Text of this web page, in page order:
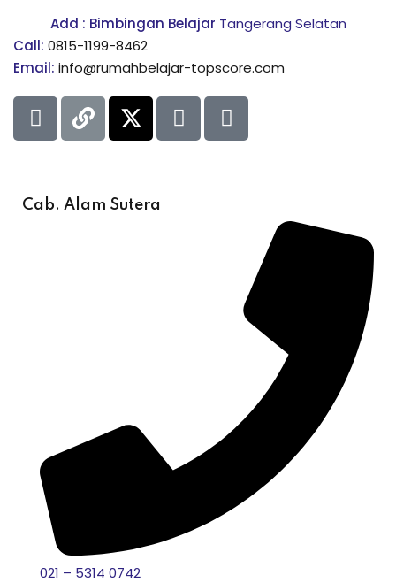
Add : Bimbingan Belajar Tangerang Selatan
Call: 0815-1199-8462
Email: info@rumahbelajar-topscore.com
Cab. Alam Sutera
021 – 5314 0742